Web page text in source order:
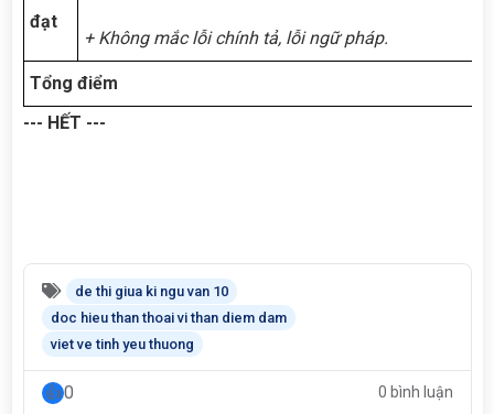
đạt
+ Không mắc lỗi chính tả, lỗi ngữ pháp.
Tổng điểm
--- HẾT ---
de thi giua ki ngu van 10
doc hieu than thoai vi than diem dam
viet ve tinh yeu thuong
0 0 bình luận